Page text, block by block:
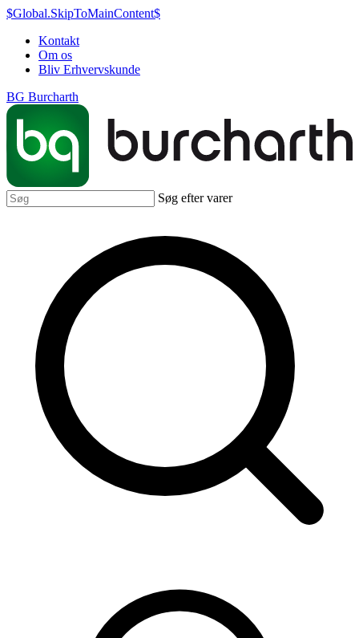
$Global.SkipToMainContent$
Kontakt
Om os
Bliv Erhvervskunde
BG Burcharth
Søg efter varer